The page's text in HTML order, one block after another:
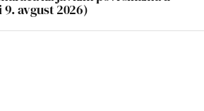
9. avgust 2026)